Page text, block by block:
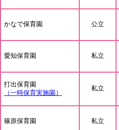
かなで保育園 公立
愛知保育園 私立
打出保育園
（一時保育実施園）
私立
篠原保育園 私立